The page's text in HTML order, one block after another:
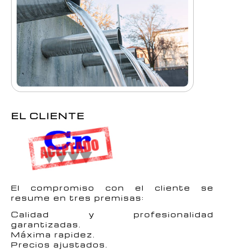
EL CLIENTE
El compromiso con el cliente se
resume en tres premisas:
Calidad y profesionalidad
garantizadas.
Máxima rapidez.
Precios ajustados.